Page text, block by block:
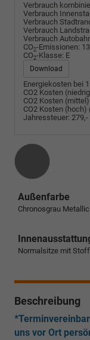
Verbrauch
Verbrauch
Verbrauch
Verbrauch
Verbrauch
CO2-Emissionen:
CO2-Klasse: E
Download
Energiekosten bei
CO2 Kosten
CO2 Kosten (mittel)
CO2 Kosten (hoch)
Jahressteuer: 279,-
Außenfarbe
Chronosgrau Metallic
Normalsitze mit
Beschreibung
uns vor Ort